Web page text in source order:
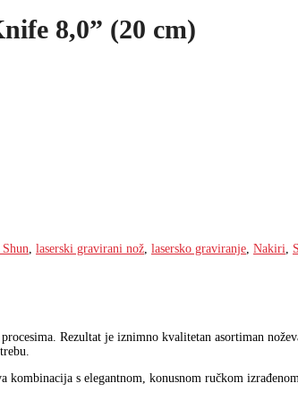
8,0” (20 cm)
laserski gravirani nož lasersko graviranje Nakiri
Rezultat je iznimno kvalitetan asortiman
kombinacija s elegantnom, konusnom ručkom